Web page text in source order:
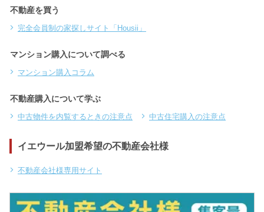
不動産を買う
完全会員制の家探しサイト「Housii」
マンション購入について調べる
マンション購入コラム
不動産購入について学ぶ
中古物件を内覧するときの注意点 中古住宅購入の注意点
イエウール加盟希望の不動産会社様
不動産会社様専用サイト